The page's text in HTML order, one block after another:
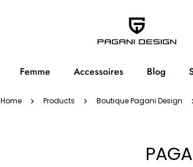
Femme Accessoires Blog
Home Products Boutique Pagani Design